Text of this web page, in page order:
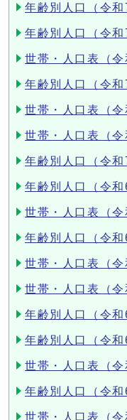
年齢別人口（令
年齢別人口（令
世帯・人口表（令
年齢別人口（令
世帯・人口表（令
世帯・人口表（令
年齢別人口（令
年齢別人口（令
世帯・人口表（令
年齢別人口（令
世帯・人口表（令
世帯・人口表（令
年齢別人口（令
年齢別人口（令
世帯・人口表（令
年齢別人口（令
世帯・人口表（令